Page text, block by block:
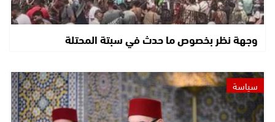
وجهة نظر بخصوص ما حدث في سبتة المحتلة
سياسة